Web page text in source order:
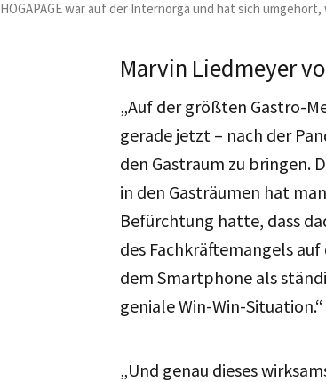
HOGAPAGE war auf der Internorga und hat sich
Marvin Liedmeyer
„Auf der größten Gastro-
gerade jetzt – nach der
den Gastraum zu bringen.
in den Gasträumen hat
Befürchtung hatte, dass
des Fachkräftemangels
dem Smartphone als
geniale Win-Win-Situation.“
„Und genau dieses